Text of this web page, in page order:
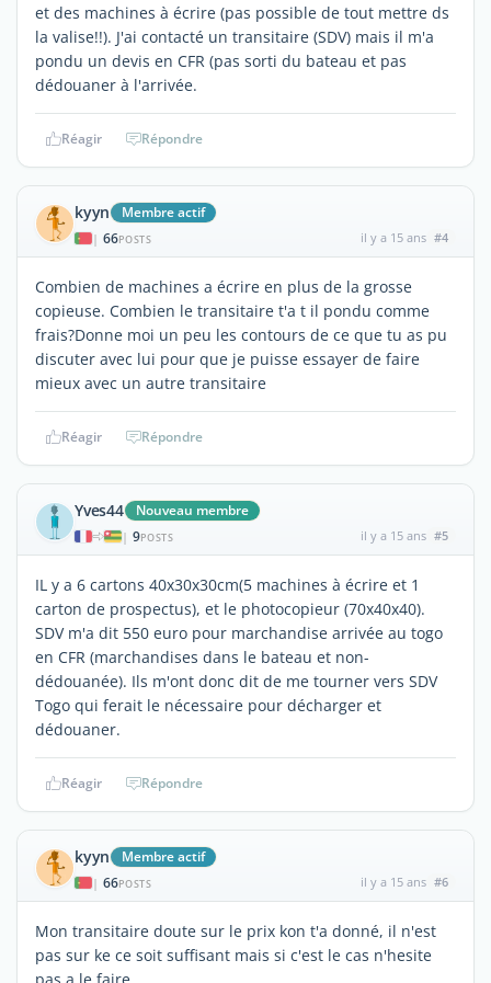
et des machines à écrire (pas possible de tout mettre ds
la valise!!). J'ai contacté un transitaire (SDV) mais il m'a
pondu un devis en CFR (pas sorti du bateau et pas
dédouaner à l'arrivée.
Réagir Répondre
kyyn Membre actif
| 66POSTS il y a 15 ans #4
Combien de machines a écrire en plus de la grosse
copieuse. Combien le transitaire t'a t il pondu comme
frais?Donne moi un peu les contours de ce que tu as pu
discuter avec lui pour que je puisse essayer de faire
mieux avec un autre transitaire
Réagir Répondre
Yves44 Nouveau membre
| 9POSTS il y a 15 ans #5
IL y a 6 cartons 40x30x30cm(5 machines à écrire et 1
carton de prospectus), et le photocopieur (70x40x40).
SDV m'a dit 550 euro pour marchandise arrivée au togo
en CFR (marchandises dans le bateau et non-
dédouanée). Ils m'ont donc dit de me tourner vers SDV
Togo qui ferait le nécessaire pour décharger et
dédouaner.
Réagir Répondre
kyyn Membre actif
| 66POSTS il y a 15 ans #6
Mon transitaire doute sur le prix kon t'a donné, il n'est
pas sur ke ce soit suffisant mais si c'est le cas n'hesite